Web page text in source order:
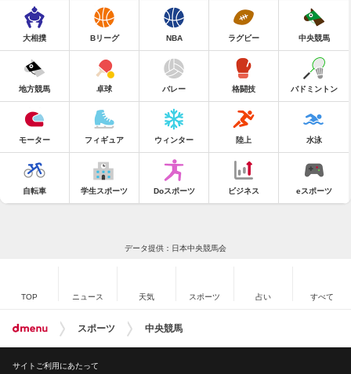
大相撲 Bリーグ NBA ラグビー 中央競馬
地方競馬 卓球 バレー 格闘技 バドミントン
モーター フィギュア ウィンター 陸上 水泳
自転車 学生スポーツ Doスポーツ ビジネス eスポーツ
データ提供：日本中央競馬会
TOP ニュース 天気 スポーツ 占い すべて
スポーツ 中央競馬
サイトご利用にあたって